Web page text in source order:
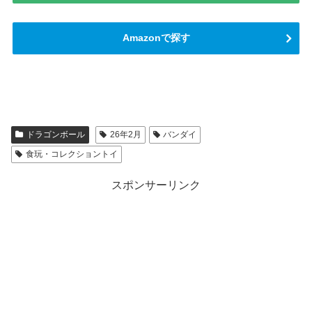
Amazonで探す
ドラゴンボール 26年2月
バンダイ
食玩・コレクショントイ
スポンサーリンク